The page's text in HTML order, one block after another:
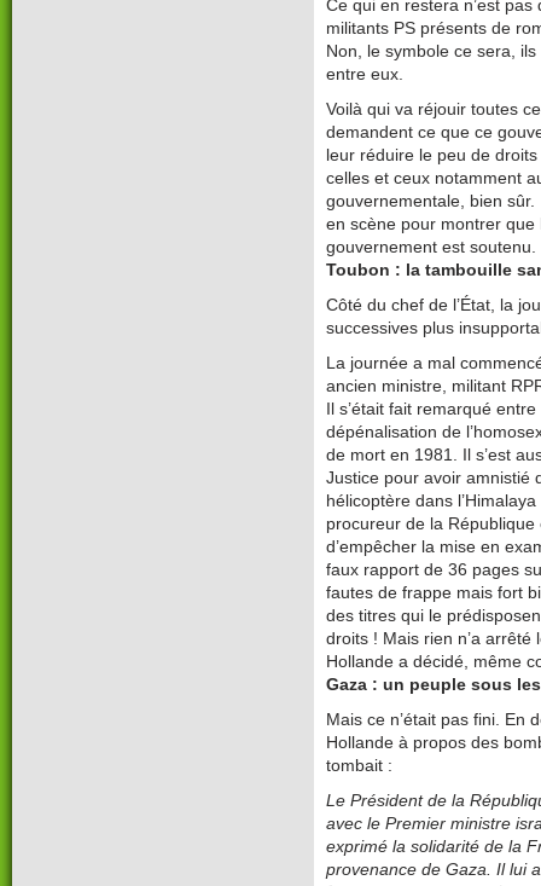
Ce qui en restera n’est
militants PS présents de
Non, le symbole ce sera,
entre eux.
Voilà qui va réjouir toutes
demandent ce que ce
leur réduire le peu de
celles et ceux notamment
gouvernementale, bien sûr.
en scène pour montrer que
gouvernement est soutenu.
Toubon : la tambouille
Côté du chef de l’État, la
successives plus
La journée a mal
ancien ministre, militant
Il s’était fait remarqué
dépénalisation de
de mort en 1981. Il s’est
Justice pour avoir amnistié
hélicoptère dans
procureur de la
d’empêcher la mise en
faux rapport de 36 pages
fautes de frappe mais fort
des titres qui le
droits ! Mais rien n’a
Hollande a décidé, même
Gaza : un peuple sous
Mais ce n’était pas fini. En
Hollande à propos des
tombait :
Le Président de la
avec le Premier ministre
exprimé la solidarité de la
provenance de Gaza. Il lui